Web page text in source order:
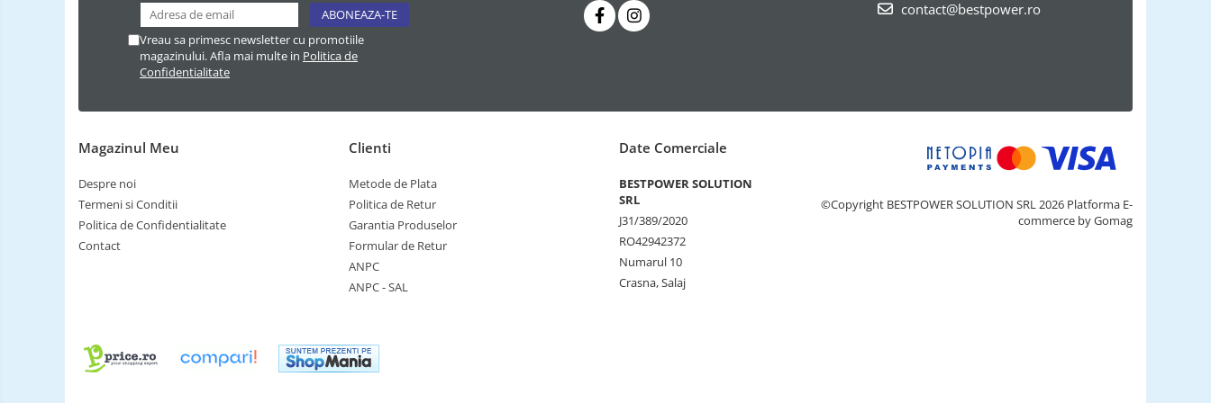
Vreau sa primesc newsletter cu promotiile
magazinului. Afla mai multe in Politica de
Confidentialitate
contact@bestpower.ro
Magazinul Meu
Despre noi
Termeni si Conditii
Politica de Confidentialitate
Contact
Clienti
Metode de Plata
Politica de Retur
Garantia Produselor
Formular de Retur
ANPC
ANPC - SAL
Date Comerciale
BESTPOWER SOLUTION
SRL
J31/389/2020
RO42942372
Numarul 10
Crasna, Salaj
©Copyright BESTPOWER SOLUTION SRL 2026 Platforma E-
commerce by Gomag